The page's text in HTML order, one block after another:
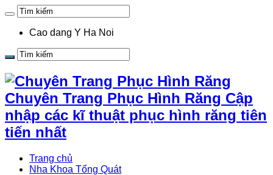
Cao dang Y Ha Noi
Chuyên Trang Phục Hình Răng Cập
nhập các kĩ thuật phục hình răng tiên
tiến nhất
Trang chủ
Nha Khoa Tổng Quát